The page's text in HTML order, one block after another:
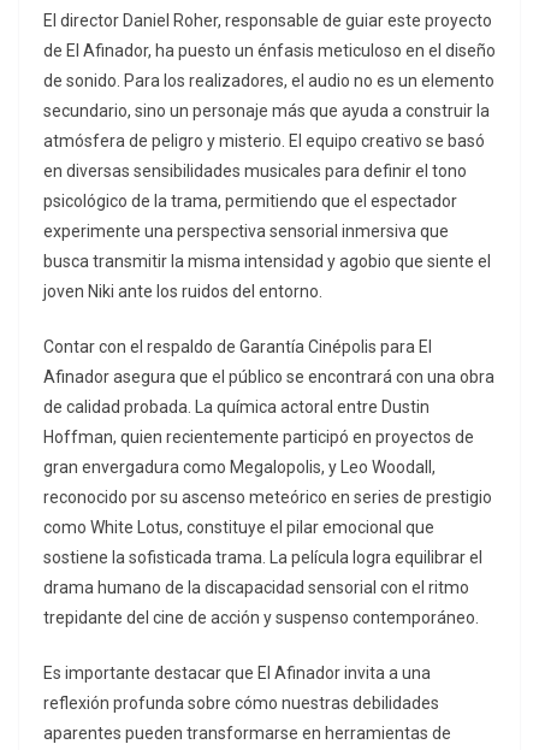
El director Daniel Roher, responsable de guiar este proyecto
de El Afinador, ha puesto un énfasis meticuloso en el diseño
de sonido. Para los realizadores, el audio no es un elemento
secundario, sino un personaje más que ayuda a construir la
atmósfera de peligro y misterio. El equipo creativo se basó
en diversas sensibilidades musicales para definir el tono
psicológico de la trama, permitiendo que el espectador
experimente una perspectiva sensorial inmersiva que
busca transmitir la misma intensidad y agobio que siente el
joven Niki ante los ruidos del entorno.
Contar con el respaldo de Garantía Cinépolis para El
Afinador asegura que el público se encontrará con una obra
de calidad probada. La química actoral entre Dustin
Hoffman, quien recientemente participó en proyectos de
gran envergadura como Megalopolis, y Leo Woodall,
reconocido por su ascenso meteórico en series de prestigio
como White Lotus, constituye el pilar emocional que
sostiene la sofisticada trama. La película logra equilibrar el
drama humano de la discapacidad sensorial con el ritmo
trepidante del cine de acción y suspenso contemporáneo.
Es importante destacar que El Afinador invita a una
reflexión profunda sobre cómo nuestras debilidades
aparentes pueden transformarse en herramientas de